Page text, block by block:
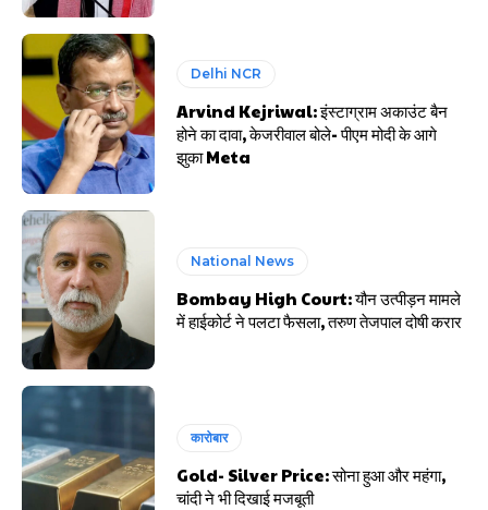
Delhi NCR
Arvind Kejriwal: इंस्टाग्राम अकाउंट बैन
होने का दावा, केजरीवाल बोले- पीएम मोदी के आगे
झुका Meta
National News
Bombay High Court: यौन उत्पीड़न मामले
में हाईकोर्ट ने पलटा फैसला, तरुण तेजपाल दोषी करार
कारोबार
Gold- Silver Price: सोना हुआ और महंगा,
चांदी ने भी दिखाई मजबूती